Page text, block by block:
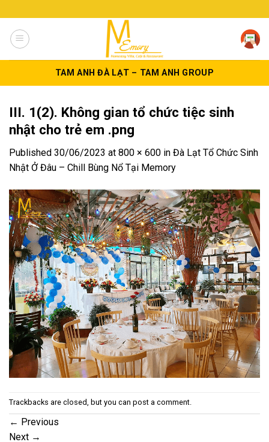
to
content
TAM ANH ĐÀ LẠT – TAM ANH GROUP
III. 1(2). Không gian tổ chức tiệc sinh
nhật cho trẻ em .png
Published 30/06/2023 at 800 × 600 in Đà Lạt Tổ Chức Sinh
Nhật Ở Đâu – Chill Bùng Nổ Tại Memory
Trackbacks are closed, but you can post a comment.
← Previous
Next →